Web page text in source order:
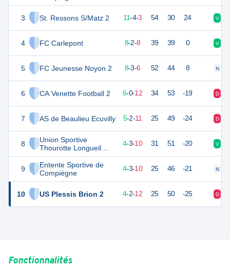
3 St. Ressons S/Matz 2
4 FC Carlepont
5 FC Jeunesse Noyon 2
6 CA Venette Football 2
7 AS de Beaulieu Ecuvilly
8
Union Sportive
Thourotte Longueil
Annel 2
9
Entente Sportive de
Compiègne
10 US Plessis Brion 2
37 18 11-4-3 54 30 24 V
8-2-8 39 39 0 V
26 18 8-3-6 52 44 8 N
18 18 6-0-12 34 53 -19 D
16 18 5-2-11 25 49 -24 D
4-3-10 31 51 -20 V
15 4-3-10 25 46 -21 N
14 4-2-12 25 50 -25 D
Fonctionnalités